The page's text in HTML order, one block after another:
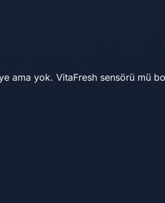
ama yok. VitaFresh sensörü mü